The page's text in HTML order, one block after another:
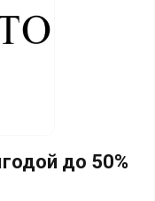
до 50%